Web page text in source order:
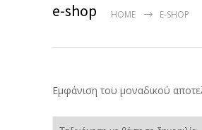
e-shop HOME E-SHOP
Εμφάνιση του μοναδικού